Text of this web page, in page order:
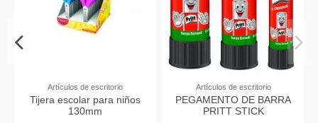
manualidades
ALPINO DE
CUADERNO
CUADRICULADO TIPO
Bloc dibujo
con